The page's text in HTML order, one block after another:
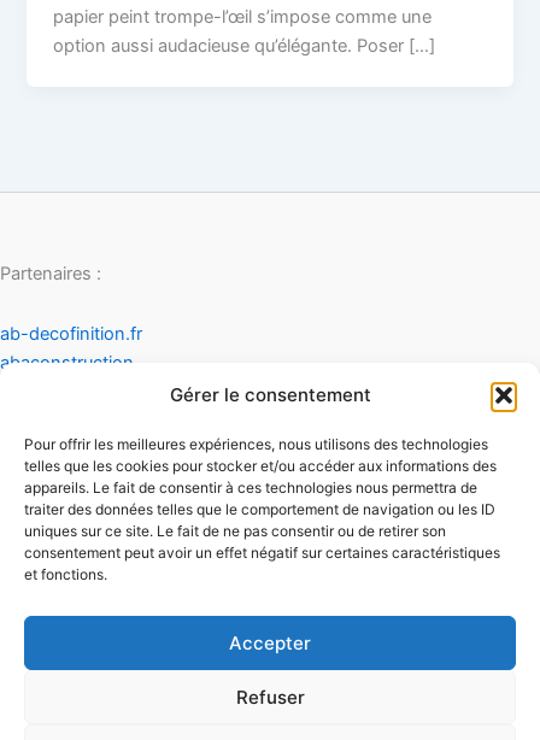
Gérer le consentement
Pour offrir les meilleures expériences, nous utilisons des technologies
telles que les cookies pour stocker et/ou accéder aux informations des
appareils. Le fait de consentir à ces technologies nous permettra de
traiter des données telles que le comportement de navigation ou les ID
uniques sur ce site. Le fait de ne pas consentir ou de retirer son
consentement peut avoir un effet négatif sur certaines caractéristiques
et fonctions.
Accepter
Refuser
papier peint trompe-l’œil s’impose comme une
option aussi audacieuse qu’élégante. Poser […]
Partenaires :
ab-decofinition.fr
abaconstruction
infinideco
Contact
Mentions légales
Conditions générales d'utilisation
Conditions générales de vente